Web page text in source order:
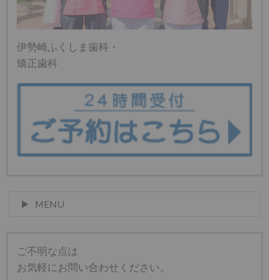
伊勢崎ふくしま歯科・
矯正歯科
MENU
ご不明な点は
お気軽にお問い合わせください。